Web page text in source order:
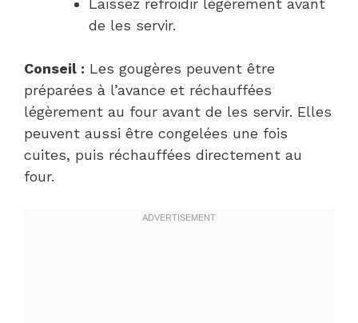
Laissez refroidir légèrement avant
de les servir.
Conseil : Les gougères peuvent être
préparées à l’avance et réchauffées
légèrement au four avant de les servir. Elles
peuvent aussi être congelées une fois
cuites, puis réchauffées directement au
four.